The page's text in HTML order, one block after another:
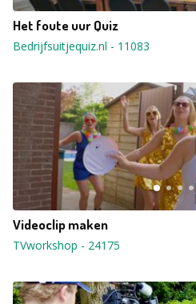
Het foute uur Quiz
Bedrijfsuitjequiz.nl - 11083
Videoclip maken
TVworkshop - 24175